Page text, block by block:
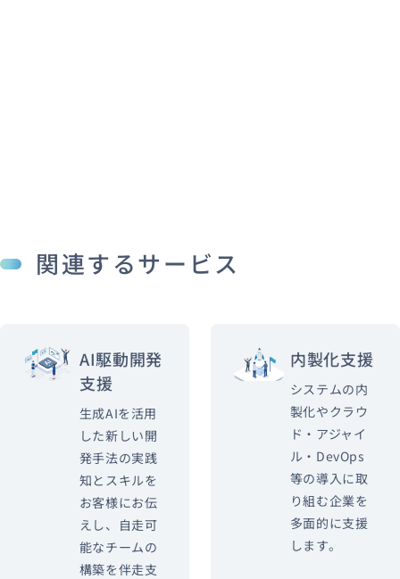
関連するサービス
AI駆動開発
支援
生成AIを活用
した新しい開
発手法の実践
知とスキルを
お客様にお伝
えし、自走可
能なチームの
構築を伴走支
内製化支援
システムの内
製化やクラウ
ド・アジャイ
ル・DevOps
等の導入に取
り組む企業を
多面的に支援
します。